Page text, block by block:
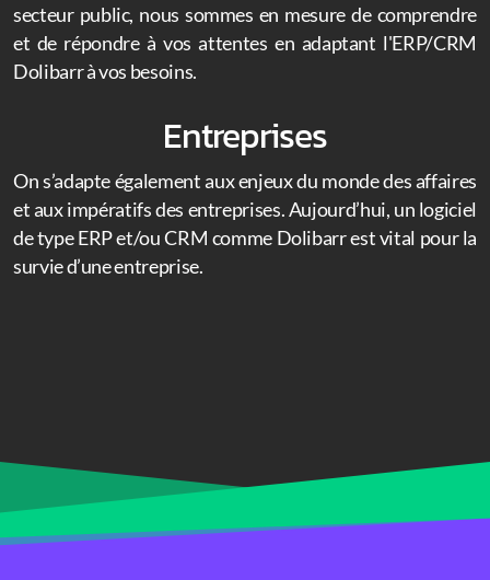
secteur public, nous sommes en mesure de comprendre
et de répondre à vos attentes en adaptant l'ERP/CRM
Dolibarr à vos besoins.
Entreprises
On s’adapte également aux enjeux du monde des affaires
et aux impératifs des entreprises. Aujourd’hui, un logiciel
de type ERP et/ou CRM comme Dolibarr est vital pour la
survie d’une entreprise.